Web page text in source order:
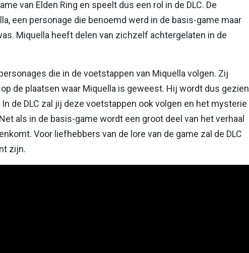
van Elden Ring en speelt dus een rol in de DLC. De
een personage die benoemd werd in de basis-game maar
Miquella heeft delen van zichzelf achtergelaten in de
die in de voetstappen van Miquella volgen. Zij
de plaatsen waar Miquella is geweest. Hij wordt dus gezien
de DLC zal jij deze voetstappen ook volgen en het mysterie
als in de basis-game wordt een groot deel van het verhaal
Voor liefhebbers van de lore van de game zal de DLC
zijn.